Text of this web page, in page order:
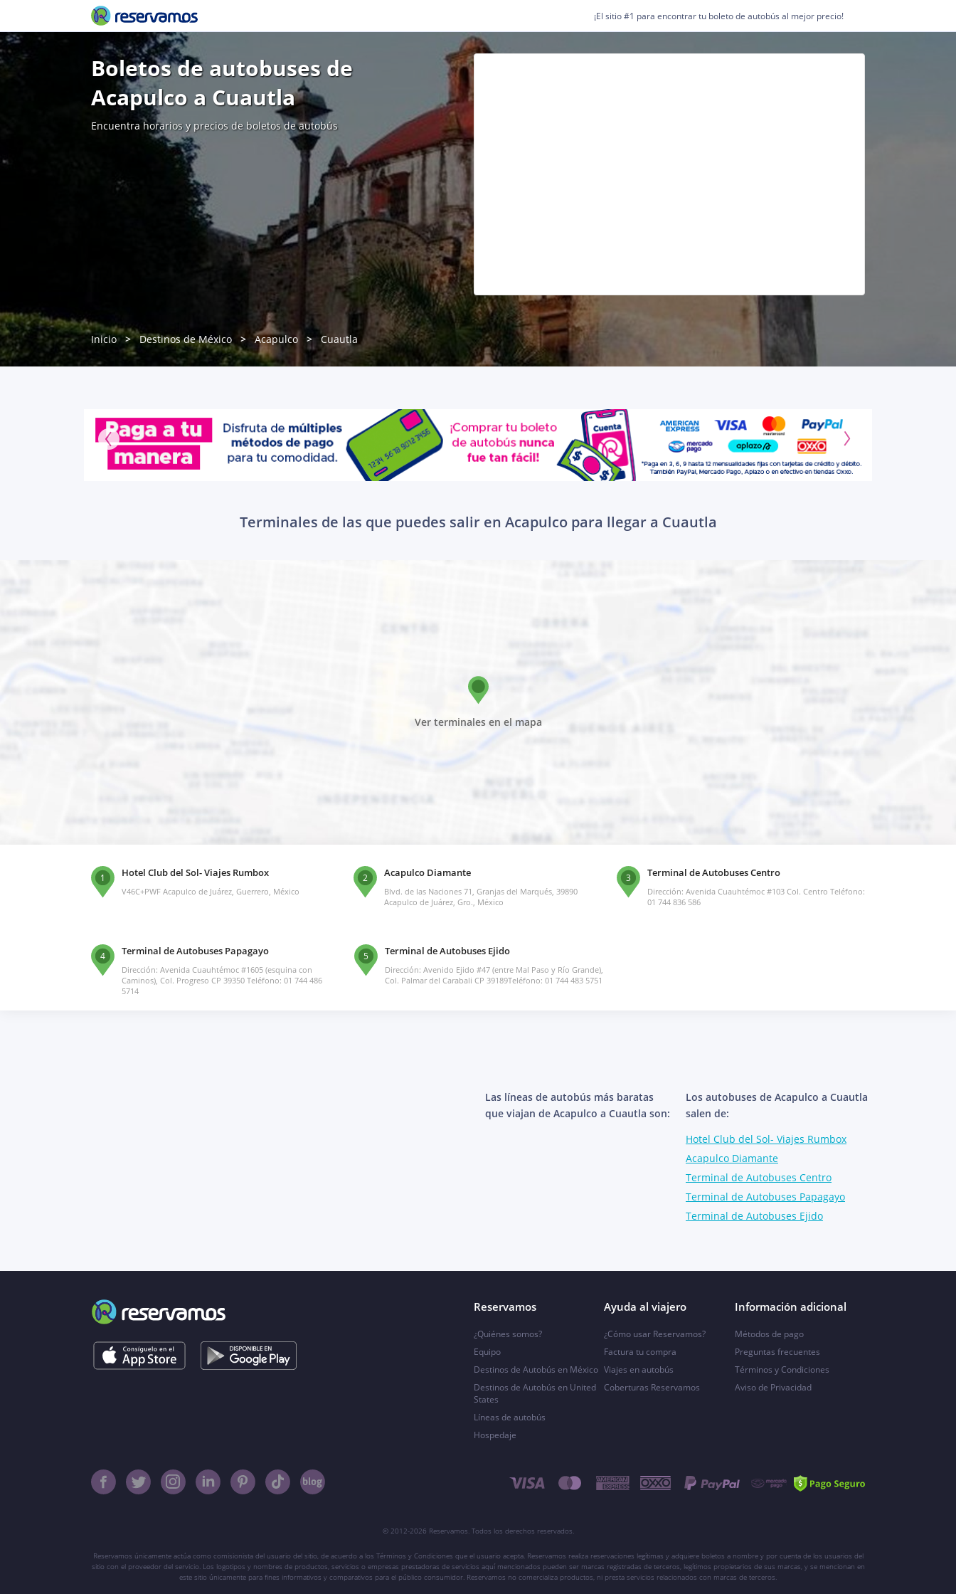
¡El sitio #1 para encontrar tu boleto de autobús al mejor precio!
Boletos de autobuses de
Acapulco a Cuautla
Encuentra horarios y precios de boletos de autobús
Inicio Destinos de México Acapulco Cuautla
Terminales de las que puedes salir en Acapulco para llegar a Cuautla
Ver terminales en el mapa
1 Hotel Club del Sol- Viajes Rumbox
V46C+PWF Acapulco de Juárez, Guerrero, México
2 Acapulco Diamante
Blvd. de las Naciones 71, Granjas del Marqués, 39890
Acapulco de Juárez, Gro., México
3 Terminal de Autobuses Centro
Dirección: Avenida Cuauhtémoc #103 Col. Centro Teléfono:
01 744 836 586
4 Terminal de Autobuses Papagayo
Dirección: Avenida Cuauhtémoc #1605 (esquina con
Caminos), Col. Progreso CP 39350 Teléfono: 01 744 486
5714
5 Terminal de Autobuses Ejido
Dirección: Avenido Ejido #47 (entre Mal Paso y Río Grande),
Col. Palmar del Carabali CP 39189Teléfono: 01 744 483 5751
Las líneas de autobús más baratas
que viajan de Acapulco a Cuautla son:
Los autobuses de Acapulco a Cuautla
salen de:
Hotel Club del Sol- Viajes Rumbox
Acapulco Diamante
Terminal de Autobuses Centro
Terminal de Autobuses Papagayo
Terminal de Autobuses Ejido
Reservamos
¿Quiénes somos?
Equipo
Destinos de Autobús en México
Destinos de Autobús en United
States
Líneas de autobús
Hospedaje
Ayuda al viajero
¿Cómo usar Reservamos?
Factura tu compra
Viajes en autobús
Coberturas Reservamos
Información adicional
Métodos de pago
Preguntas frecuentes
Términos y Condiciones
Aviso de Privacidad
© 2012-2026 Reservamos. Todos los derechos reservados.
Reservamos únicamente actúa como comisionista del usuario del sitio, de acuerdo a los Términos y Condiciones que el usuario acepta. Reservamos realiza reservaciones legítimas y adquiere boletos a nombre y por cuenta de los usuarios del
sitio con el proveedor del servicio. Los logotipos y nombres de productos, servicios o empresas prestadoras de servicios aquí mencionados pueden ser marcas registradas de terceros, legítimos propietarios de sus marcas, y se mencionan en
este sitio únicamente para fines informativos y comparativos para el público consumidor. Reservamos no comercializa productos, ni presta servicios relacionados con marcas de terceros.